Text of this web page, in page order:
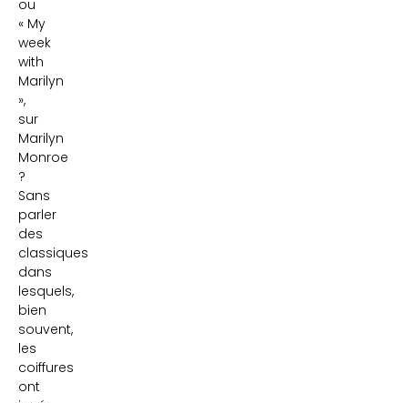
ou
« My
week
with
Marilyn
»,
sur
Marilyn
Monroe
?
Sans
parler
des
classiques
dans
lesquels,
bien
souvent,
les
coiffures
ont